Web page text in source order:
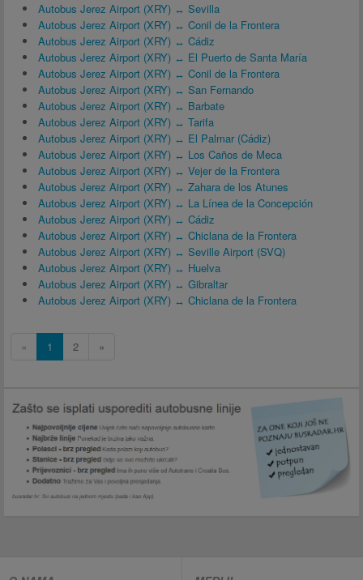
Autobus Jerez Airport (XRY) ↔ Sevilla
Autobus Jerez Airport (XRY) ↔ Conil de la Frontera
Autobus Jerez Airport (XRY) ↔ Cádiz
Autobus Jerez Airport (XRY) ↔ El Puerto de Santa María
Autobus Jerez Airport (XRY) ↔ Conil de la Frontera
Autobus Jerez Airport (XRY) ↔ San Fernando
Autobus Jerez Airport (XRY) ↔ Barbate
Autobus Jerez Airport (XRY) ↔ Tarifa
Autobus Jerez Airport (XRY) ↔ El Palmar (Cádiz)
Autobus Jerez Airport (XRY) ↔ Los Caños de Meca
Autobus Jerez Airport (XRY) ↔ Vejer de la Frontera
Autobus Jerez Airport (XRY) ↔ Zahara de los Atunes
Autobus Jerez Airport (XRY) ↔ La Línea de la Concepción
Autobus Jerez Airport (XRY) ↔ Cádiz
Autobus Jerez Airport (XRY) ↔ Chiclana de la Frontera
Autobus Jerez Airport (XRY) ↔ Seville Airport (SVQ)
Autobus Jerez Airport (XRY) ↔ Huelva
Autobus Jerez Airport (XRY) ↔ Gibraltar
Autobus Jerez Airport (XRY) ↔ Chiclana de la Frontera
« 1 2 »